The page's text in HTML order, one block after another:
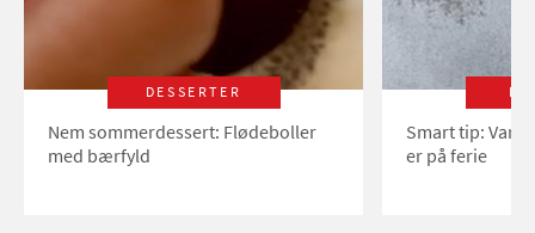
DESSERTER
Nem sommerdessert: Flødeboller
med bærfyld
Smart tip:
er på ferie